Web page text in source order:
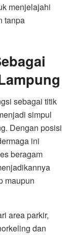
menjelajahi
tanpa
sebagai titik
simpul
Dengan posisi
ini
beragam
maupun
area parkir,
dan